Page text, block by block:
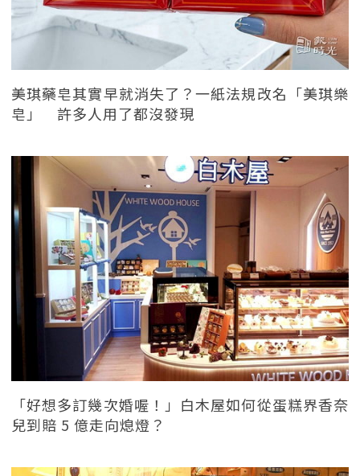
美琪藥皂其實早就消失了？一紙法規改名「美琪樂
皂」 許多人用了都沒發現
「好想多訂幾次婚喔！」白木屋如何從蛋糕界香奈
兒到賠 5 億走向熄燈？